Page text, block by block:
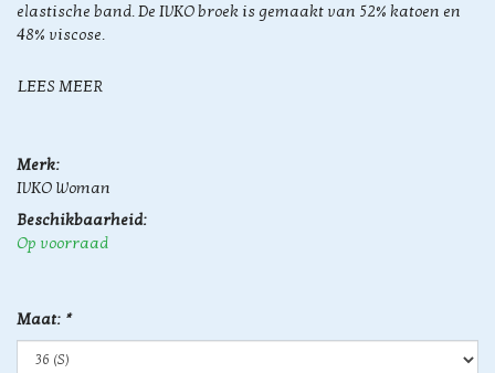
elastische band. De IVKO broek is gemaakt van 52% katoen en
48% viscose.
LEES MEER
Merk:
IVKO Woman
Beschikbaarheid:
Op voorraad
Maat: *